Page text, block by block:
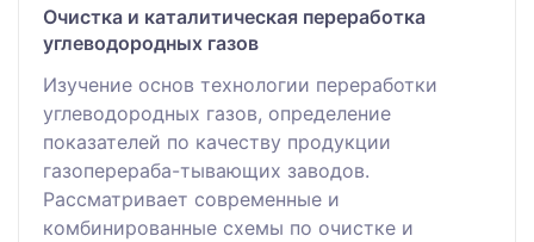
Очистка и каталитическая переработка
углеводородных газов
Изучение основ технологии переработки
углеводородных газов, определение
показателей по качеству продукции
газоперераба-тывающих заводов.
Рассматривает современные и
комбинированные схемы по очистке и